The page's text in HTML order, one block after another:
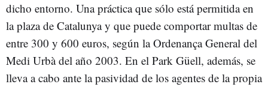
dicho entorno. Una práctica que sólo está permitida en
la plaza de Catalunya y que puede comportar multas de
entre 300 y 600 euros, según la Ordenança General del
Medi Urbà del año 2003. En el Park Güell, además, se
lleva a cabo ante la pasividad de los agentes de la propia